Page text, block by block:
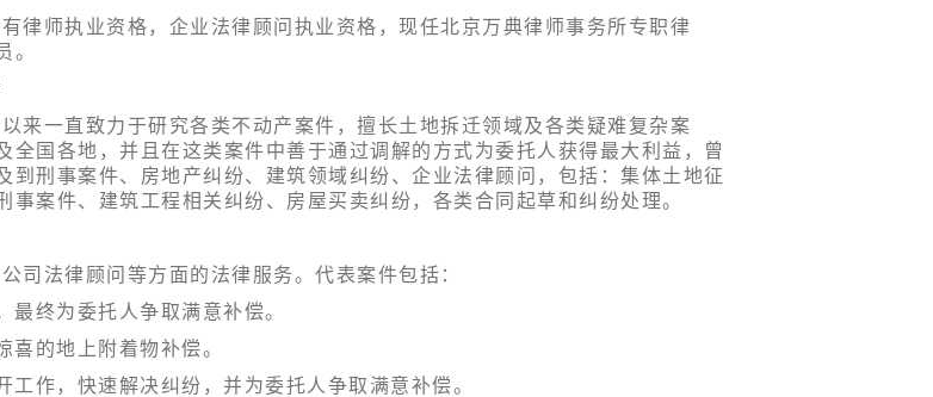
律师执业资格，企业法律顾问执业资格，现任北京万典律师事务所专职律
。
来一直致力于研究各类不动产案件，擅长土地拆迁领域及各类疑难复杂案
国各地，并且在这类案件中善于通过调解的方式为委托人获得最大利益，曾
刑事案件、房地产纠纷、建筑领域纠纷、企业法律顾问，包括：集体土地征
案件、建筑工程相关纠纷、房屋买卖纠纷，各类合同起草和纠纷处理。
司法律顾问等方面的法律服务。代表案件包括：
终为委托人争取满意补偿。
的地上附着物补偿。
作，快速解决纠纷，并为委托人争取满意补偿。